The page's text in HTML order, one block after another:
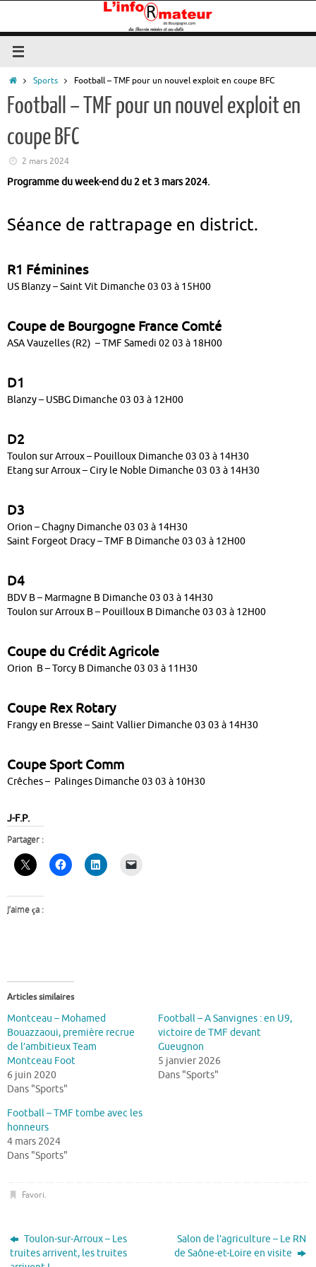
contenu
Accueil
Sports Football – TMF pour un nouvel exploit en coupe BFC
Football – TMF pour un nouvel exploit en
coupe BFC
2 mars 2024
Programme du week-end du 2 et 3 mars 2024.
Séance de rattrapage en district.
R1 Féminines
US Blanzy – Saint Vit Dimanche 03 03 à 15H00
Coupe de Bourgogne France Comté
ASA Vauzelles (R2) – TMF Samedi 02 03 à 18H00
D1
Blanzy – USBG Dimanche 03 03 à 12H00
D2
Toulon sur Arroux – Pouilloux Dimanche 03 03 à 14H30
Etang sur Arroux – Ciry le Noble Dimanche 03 03 à 14H30
D3
Orion – Chagny Dimanche 03 03 à 14H30
Saint Forgeot Dracy – TMF B Dimanche 03 03 à 12H00
D4
BDV B – Marmagne B Dimanche 03 03 à 14H30
Toulon sur Arroux B – Pouilloux B Dimanche 03 03 à 12H00
Coupe du Crédit Agricole
Orion B – Torcy B Dimanche 03 03 à 11H30
Coupe Rex Rotary
Frangy en Bresse – Saint Vallier Dimanche 03 03 à 14H30
Coupe Sport Comm
Crêches – Palinges Dimanche 03 03 à 10H30
J-F.P.
Partager :
J’aime ça :
Articles similaires
Montceau – Mohamed
Bouazzaoui, première recrue
de l’ambitieux Team
Montceau Foot
6 juin 2020
Dans "Sports"
Football – A Sanvignes : en U9,
victoire de TMF devant
Gueugnon
5 janvier 2026
Dans "Sports"
Football – TMF tombe avec les
honneurs
4 mars 2024
Dans "Sports"
Favori.
Toulon-sur-Arroux – Les
truites arrivent, les truites
Salon de l’agriculture – Le RN
de Saône-et-Loire en visite